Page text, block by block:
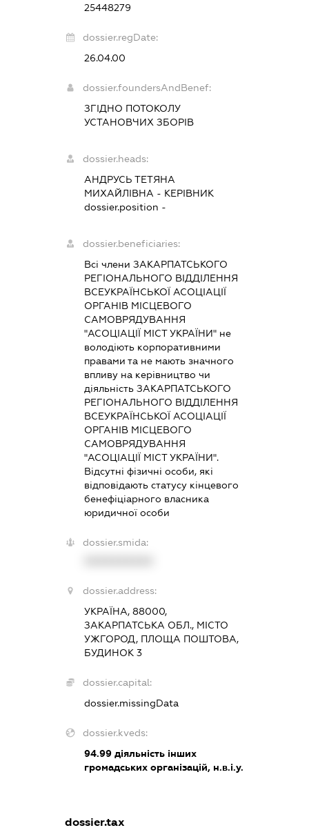
25448279
dossier.regDate:
26.04.00
dossier.foundersAndBenef:
ЗГІДНО ПОТОКОЛУ
УСТАНОВЧИХ ЗБОРІВ
dossier.heads:
АНДРУСЬ ТЕТЯНА
МИХАЙЛІВНА - КЕРІВНИК
dossier.position -
dossier.beneficiaries:
Всі члени ЗАКАРПАТСЬКОГО
РЕГІОНАЛЬНОГО ВІДДІЛЕННЯ
ВСЕУКРАЇНСЬКОЇ АСОЦІАЦІЇ
ОРГАНІВ МІСЦЕВОГО
САМОВРЯДУВАННЯ
"АСОЦІАЦІЇ МІСТ УКРАЇНИ" не
володіють корпоративними
правами та не мають значного
впливу на керівництво чи
діяльність ЗАКАРПАТСЬКОГО
РЕГІОНАЛЬНОГО ВІДДІЛЕННЯ
ВСЕУКРАЇНСЬКОЇ АСОЦІАЦІЇ
ОРГАНІВ МІСЦЕВОГО
САМОВРЯДУВАННЯ
"АСОЦІАЦІЇ МІСТ УКРАЇНИ".
Відсутні фізичні особи, які
відповідають статусу кінцевого
бенефіціарного власника
юридичної особи
dossier.smida:
dossier.address:
УКРАЇНА, 88000,
ЗАКАРПАТСЬКА ОБЛ., МІСТО
УЖГОРОД, ПЛОЩА ПОШТОВА,
БУДИНОК 3
dossier.capital:
dossier.missingData
dossier.kveds:
94.99 діяльність інших
громадських організацій, н.в.і.у.
dossier.tax